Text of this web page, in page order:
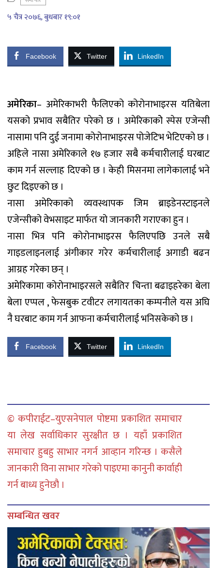
५ चैत्र २०७६, बुधबार १९:०१
Facebook Twitter LinkedIn
अमेरिका– अमेरिकाभरी फैलिएको कोरोनाभाइरस यतिबेला
यसको प्रभाव सबैतिर परेको छ । अमेरिकाकोे स्पेस एजेन्सी
नासामा पनि दुई जनामा कोरोनाभाइरस पोजेटिभ भेटिएको छ ।
अहिले नासा अमेरिकाले १७ हजार सबै कर्मचारीलाई घरबाट
काम गर्न सल्लाह दिएको छ । केही मिसनमा लागेकालाई भने
छुट दिइएको छ ।
नासा अमेरिकाको व्यवस्थापक जिम ब्राइडेनस्टाइनले
एजेन्सीको वेभसाइट मार्फत यो जानकारी गराएका हुन ।
नासा भित्र पनि कोरोनाभाइरस फैलिएपछि उनले सबै
गाइडलाइनलाई अंगीकार गरेर कर्मचारीलाई अगाडी बढन
आग्रह गरेका छन् ।
अमेरिकामा कोरोनाभाइरसले सबैतिर चिन्ता बढाइहरेका बेला
बेला एप्पल , फेसबुक टवीटर लगायतका कम्पनीले यस अघि
नै घरबाट काम गर्न आफना कर्मचारीलाई भनिसकेको छ ।
Facebook Twitter LinkedIn
© कपीराईट–युएसनेपाल पोष्टमा प्रकाशित समाचार
या लेख सर्वाधिकार सुरक्षीत छ । यहाँ प्रकाशित
समाचार हुबहु साभार नगर्न आव्हान गरिन्छ । कसैले
जानकारी विना साभार गरेको पाइएमा कानुनी कार्वाही
गर्न बाध्य हुनेछौ ।
सम्बन्धित खवर